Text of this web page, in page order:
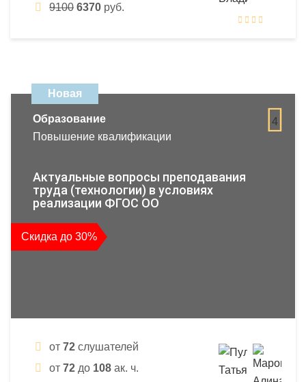
9100 6370 руб.
Новая
4
Образование
Повышение квалификации
Актуальные вопросы преподавания
труда (технологии) в условиях
реализации ФГОС ОО
Скидка до 30%
от 72 слушателей
от 72 до 108 ак. ч.